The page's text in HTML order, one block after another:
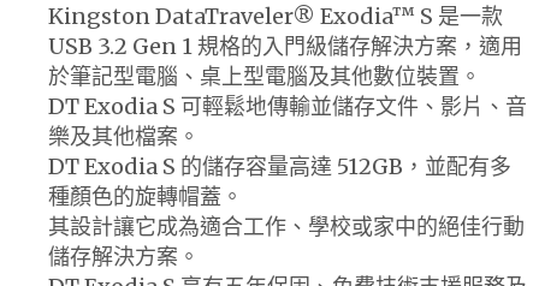
Kingston DataTraveler® Exodia™ S 是一款
USB 3.2 Gen 1 規格的入門級儲存解決方案，適用
於筆記型電腦、桌上型電腦及其他數位裝置。
DT Exodia S 可輕鬆地傳輸並儲存文件、影片、音
樂及其他檔案。
DT Exodia S 的儲存容量高達 512GB，並配有多
種顏色的旋轉帽蓋。
其設計讓它成為適合工作、學校或家中的絕佳行動
儲存解決方案。